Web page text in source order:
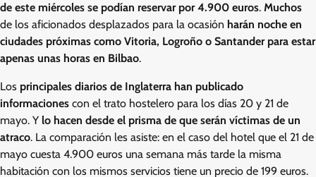
de este miércoles se podían reservar por 4.900 euros. Muchos
de los aficionados desplazados para la ocasión harán noche en
ciudades próximas como Vitoria, Logroño o Santander para estar
apenas unas horas en Bilbao.
Los principales diarios de Inglaterra han publicado
informaciones con el trato hostelero para los días 20 y 21 de
mayo. Y lo hacen desde el prisma de que serán víctimas de un
atraco. La comparación les asiste: en el caso del hotel que el 21 de
mayo cuesta 4.900 euros una semana más tarde la misma
habitación con los mismos servicios tiene un precio de 199 euros.